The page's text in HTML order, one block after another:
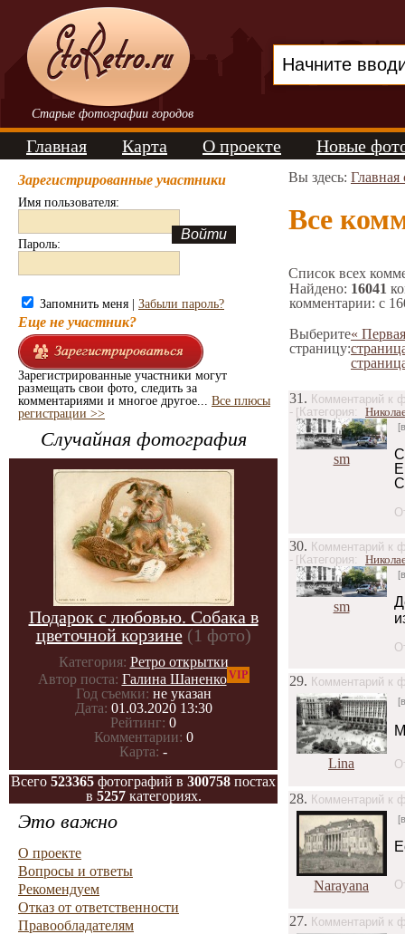
Старые фотографии городов
Главная Карта О проекте Новые
Зарегистрированные участники
Имя пользователя:
Пароль:
Запомнить меня | Забыли пароль?
Еще не участник?
Зарегистрированные участники могут
размещать свои фото, следить за
комментариями и многое другое... Все плюсы
регистрации >>
Случайная фотография
Подарок с любовью. Собака в
цветочной корзине (1 фото)
Категория: Ретро открытки
Автор поста: Галина ШаненкоVIP
Год съемки: не указан
Дата: 01.03.2020 13:30
Рейтинг: 0
Комментарии: 0
Карта: -
Всего 523365 фотографий в 300758 постах
в 5257категориях.
Это важно
О проекте
Вопросы и ответы
Рекомендуем
Отказ от ответственности
Правообладателям
Вы здесь: Главная
Все
Список всех
Найдено: 16041
комментарии: с
Выберите
страницу:
« Первая
31. Комментарий к
- [ Категория:
sm
30. Комментарий к
- [ Категория:
sm
29. Комментарий к
Lina
28. Комментарий к
Narayana
27. Комментарий к